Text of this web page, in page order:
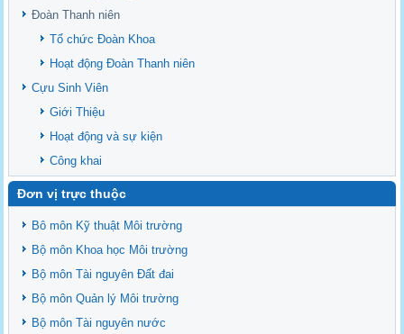
Văn bản - Quy định
Ban chấp hành Đảng bộ khoa
Đoàn Thanh niên
Tổ chức Đoàn Khoa
Hoạt động Đoàn Thanh niên
Cựu Sinh Viên
Giới Thiệu
Hoạt động và sự kiện
Công khai
Đơn vị trực thuộc
Bô môn Kỹ thuật Môi trường
Bộ môn Khoa học Môi trường
Bộ môn Tài nguyên Đất đai
Bộ môn Quản lý Môi trường
Bộ môn Tài nguyên nước